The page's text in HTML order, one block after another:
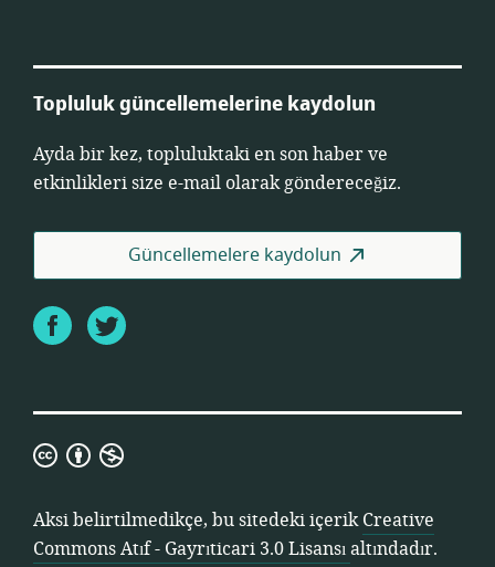
Topluluk güncellemelerine kaydolun
Ayda bir kez, topluluktaki en son haber ve
etkinlikleri size e-mail olarak göndereceğiz.
Güncellemelere kaydolun
FacebookTwitter
Creative
Atıf
-
Gayrıticari
Aksi belirtilmedikçe, bu sitedeki içerikCreative
Commons Atıf - Gayrıticari 3.0 Lisansıaltındadır.